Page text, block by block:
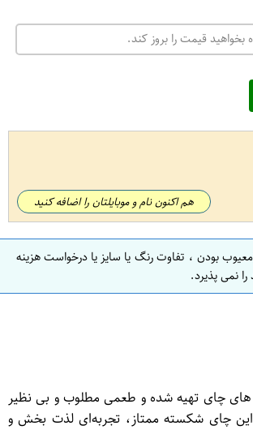
قیمت را بروز کند.
هم اکنون نام و موبایلتان را اضافه کنید
بودن ، تفاوت رنگ یا سایز یا درخواست هزینه
نمی پذیرد.
برگ های چای تهیه شده و طعمی مطلوب و بی نظیر
چای شکسته ممتاز، تجربه‌ای لذت بخش و